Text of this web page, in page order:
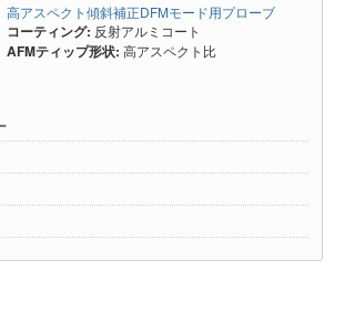
高アスペクト傾斜補正DFMモード用プローブ
コーティング: 反射アルミコート
AFMティップ形状: 高アスペクト比